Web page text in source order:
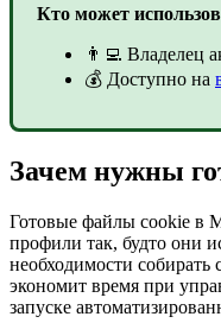
Кто может
👨‍💻 Владелец
💰 Доступно на
Зачем нужны
Готовые файлы cookie в
профили так, будто они
необходимости
экономит время при
запуске